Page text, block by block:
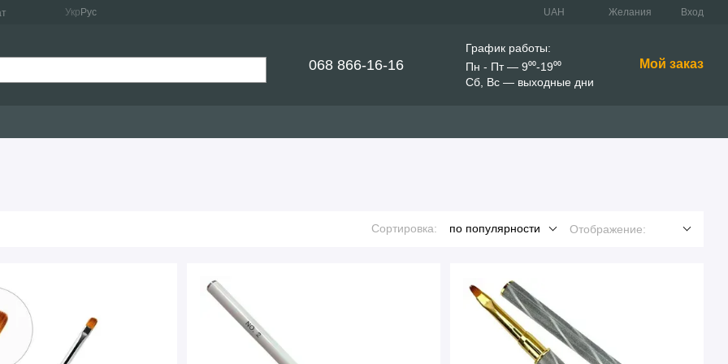
Укр Рус UAH Желания Вход
068 866-16-16
График работы:
Пн - Пт — 9⁰⁰-19⁰⁰
Сб, Вс — выходные дни
Мой заказ
Сортировка: по популярности Отображение: